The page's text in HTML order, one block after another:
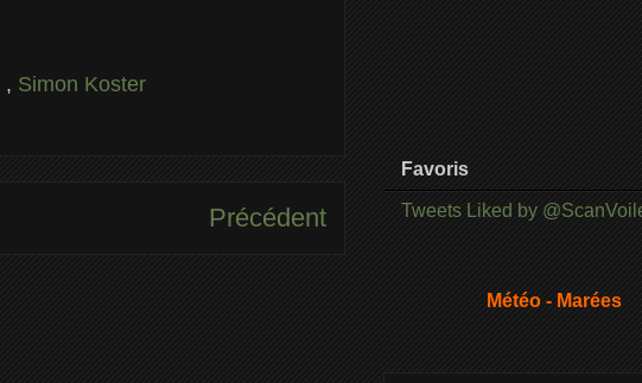
, Simon Koster
Précédent
Favoris
Tweets Liked by
Météo - Marées